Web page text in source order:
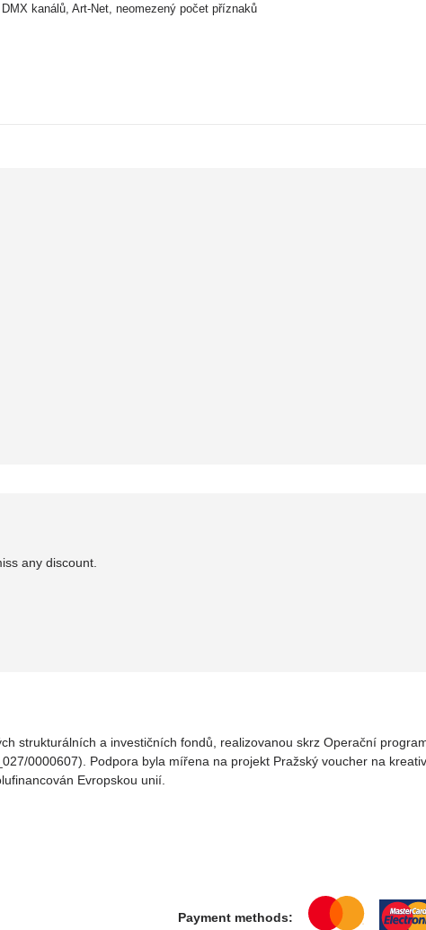
DMX kanálů, Art-Net, neomezený počet příznaků
any discount.
strukturálních a investičních fondů, realizovanou skrz Operační
0000607). Podpora byla mířena na projekt Pražský voucher na
Evropskou unií.
Payment methods: